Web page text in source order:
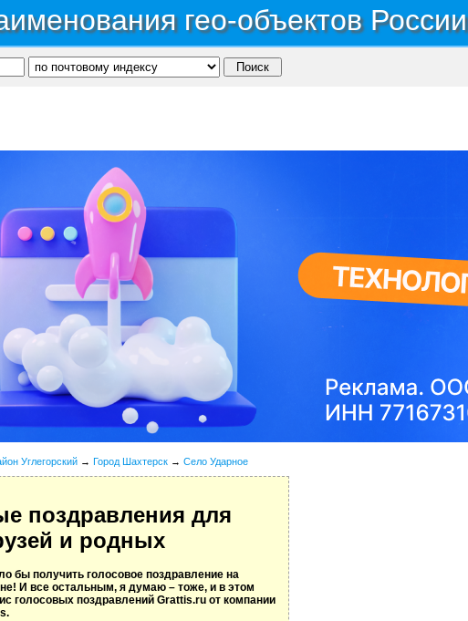
гео-объектов России
Углегорский → Город Шахтерск → Село Ударное
поздравления для
и родных
бы получить голосовое поздравление на
И все остальным, я думаю – тоже, и в этом
голосовых поздравлений Grattis.ru от компании